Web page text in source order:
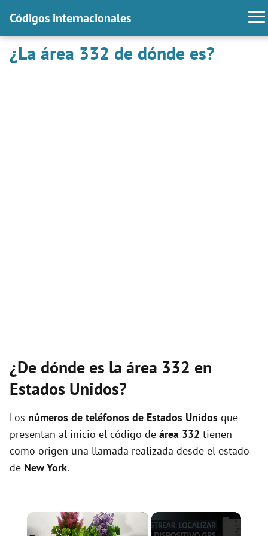
Códigos internacionales
¿La área 332 de dónde es?
¿De dónde es la área 332 en
Estados Unidos?
Los números de teléfonos de Estados Unidos que
presentan al inicio el código de área 332 tienen
como origen una llamada realizada desde el estado
de New York.
×